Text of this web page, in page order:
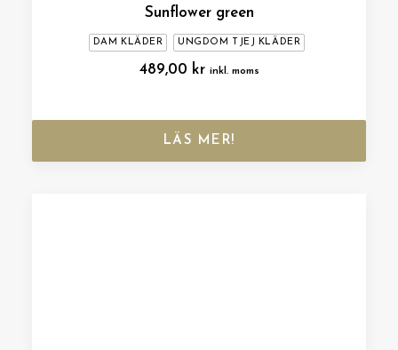
Sunflower green
DAM KLÄDER UNGDOM TJEJ KLÄDER
489,00 kr inkl. moms
LÄS MER!